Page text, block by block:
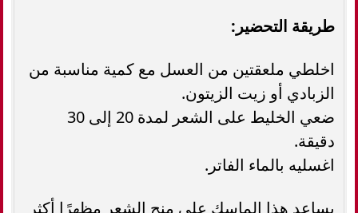
طريقة التحضير:
اخلطي ملعقتين من العسل مع كمية مناسبة من
الزبادي أو زيت الزيتون.
ضعي الخليط على الشعر لمدة 20 إلى 30
دقيقة.
اغسليه بالماء الفاتر.
يساعد هذا الماسك على منح الشعر مظهرًا أكثر